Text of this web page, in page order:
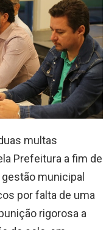
multas
Prefeitura a fim de
gestão municipal
por falta de uma
rigorosa a